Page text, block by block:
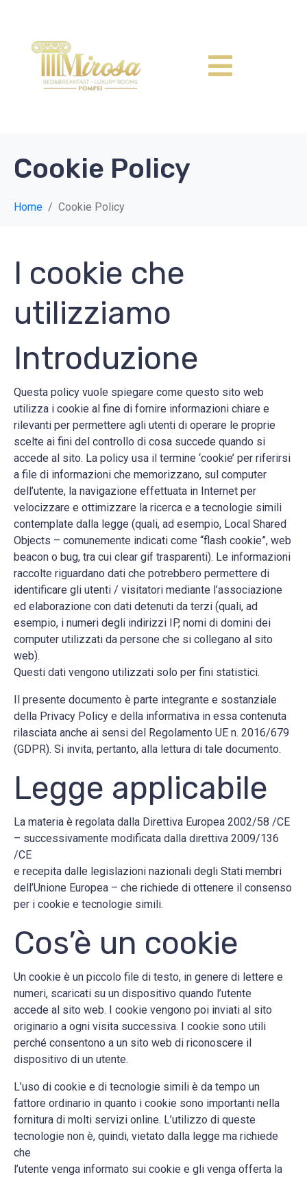
Cookie Policy
Home Cookie Policy
I cookie che
utilizziamo
Introduzione
Questa policy vuole spiegare come questo sito web
utilizza i cookie al fine di fornire informazioni chiare e
rilevanti per permettere agli utenti di operare le proprie
scelte ai fini del controllo di cosa succede quando si
accede al sito. La policy usa il termine ‘cookie’ per riferirsi
a file di informazioni che memorizzano, sul computer
dell’utente, la navigazione effettuata in Internet per
velocizzare e ottimizzare la ricerca e a tecnologie simili
contemplate dalla legge (quali, ad esempio, Local Shared
Objects – comunemente indicati come “flash cookie”, web
beacon o bug, tra cui clear gif trasparenti). Le informazioni
raccolte riguardano dati che potrebbero permettere di
identificare gli utenti / visitatori mediante l’associazione
ed elaborazione con dati detenuti da terzi (quali, ad
esempio, i numeri degli indirizzi IP, nomi di domini dei
computer utilizzati da persone che si collegano al sito
web).
Questi dati vengono utilizzati solo per fini statistici.
Il presente documento è parte integrante e sostanziale
della Privacy Policy e della informativa in essa contenuta
rilasciata anche ai sensi del Regolamento UE n. 2016/679
(GDPR). Si invita, pertanto, alla lettura di tale documento.
Legge applicabile
La materia è regolata dalla Direttiva Europea 2002/58 /CE
– successivamente modificata dalla direttiva 2009/136
/CE
e recepita dalle legislazioni nazionali degli Stati membri
dell’Unione Europea – che richiede di ottenere il consenso
per i cookie e tecnologie simili.
Cos’è un cookie
Un cookie è un piccolo file di testo, in genere di lettere e
numeri, scaricati su un dispositivo quando l’utente
accede al sito web. I cookie vengono poi inviati al sito
originario a ogni visita successiva. I cookie sono utili
perché consentono a un sito web di riconoscere il
dispositivo di un utente.
L’uso di cookie e di tecnologie simili è da tempo un
fattore ordinario in quanto i cookie sono importanti nella
fornitura di molti servizi online. L’utilizzo di queste
tecnologie non è, quindi, vietato dalla legge ma richiede
che
l’utente venga informato sui cookie e gli venga offerta la